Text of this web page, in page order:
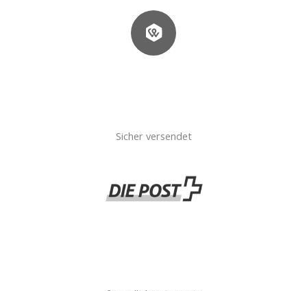
Sicher versendet